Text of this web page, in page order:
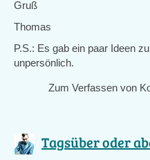
Gruß
Thomas
P.S.: Es gab ein paar Ideen
unpersönlich.
Zum Verfassen von
Tagsüber oder